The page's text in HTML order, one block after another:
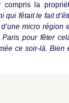
compris la
qui fêtait le fait
micro région
pour fêter
ce soir-là. Bien